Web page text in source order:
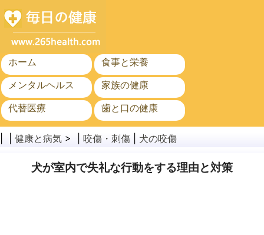
ホーム
食事と栄養
メンタルヘルス
家族の健康
代替医療
歯と口の健康
がん
公衆衛生
健康と病気 > | 咬傷・刺傷 犬の咬傷
犬が室内で失礼な行動をする理由と対策